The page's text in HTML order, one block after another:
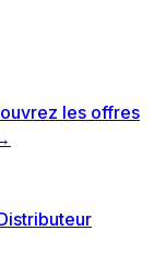
les offres